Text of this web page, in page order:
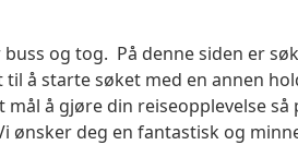
og tog. På denne siden er
å starte søket med en annen
å gjøre din reiseopplevelse
ønsker deg en fantastisk og